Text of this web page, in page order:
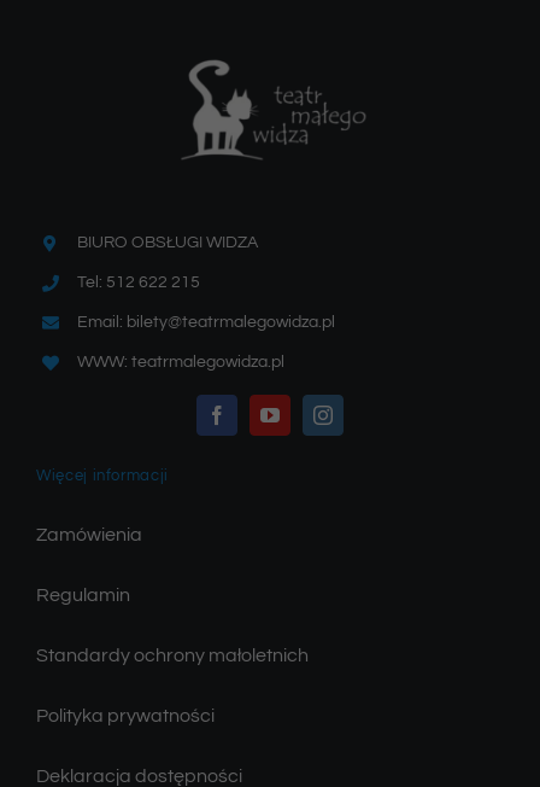
BIURO OBSŁUGI WIDZA
Tel: 512 622 215
Email: bilety@teatrmalegowidza.pl
WWW: teatrmalegowidza.pl
Więcej informacji
Zamówienia
Regulamin
Standardy ochrony małoletnich
Polityka prywatności
Deklaracja dostępności